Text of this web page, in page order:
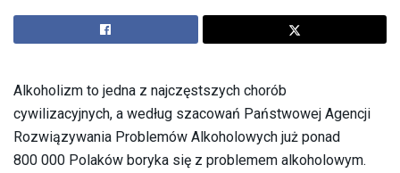
Alkoholizm to jedna z najczęstszych chorób
cywilizacyjnych, a według szacowań Państwowej Agencji
Rozwiązywania Problemów Alkoholowych już ponad
800 000 Polaków boryka się z problemem alkoholowym.